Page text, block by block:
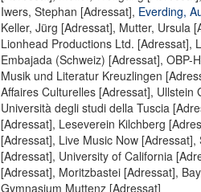
Iwers, Stephan [Adressat], Everding,
Keller, Jürg [Adressat], Mutter, Ursula
Lionhead Productions Ltd. [Adressat],
Embajada (Schweiz) [Adressat], OBP-
Musik und Literatur Kreuzlingen
Affaires Culturelles [Adressat], Ullstein
Università degli studi della Tuscia
[Adressat], Leseverein Kilchberg
[Adressat], Live Music Now [Adressat],
[Adressat], University of California
[Adressat], Moritzbastei [Adressat],
Gymnasium Muttenz [Adressat]